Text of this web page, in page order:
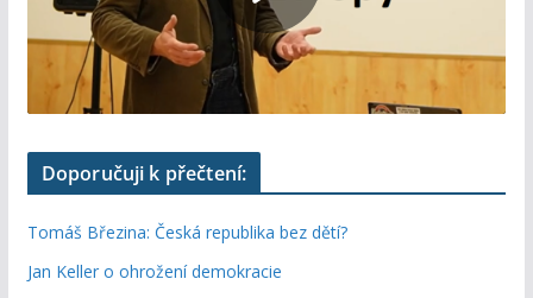
Doporučuji k přečtení:
Tomáš Březina: Česká republika bez dětí?
Jan Keller o ohrožení demokracie